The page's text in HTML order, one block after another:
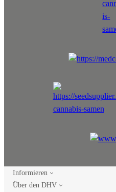
Informieren
Über den DHV